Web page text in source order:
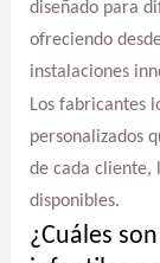
diseñado para
ofreciendo
instalaciones
Los fabricantes
personalizados
de cada cliente,
disponibles.
¿Cuáles